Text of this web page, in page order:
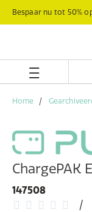
Bespaar nu tot 50%
Home
ChargePAK
147508